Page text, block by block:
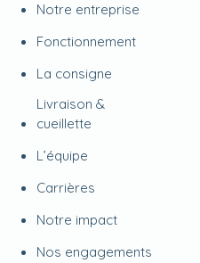
Notre entreprise
Fonctionnement
La consigne
Livraison &
cueillette
L’équipe
Carrières
Notre impact
Nos engagements